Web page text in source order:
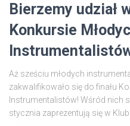
Bierzemy udział
Konkursie
Aż sześciu młodych
zakwalifikowało się do finału
Instrumentalistów! Wśród nich
stycznia zaprezentują się w